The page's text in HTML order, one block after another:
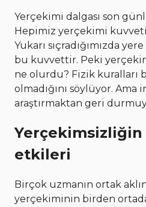
Yerçekimi dalgası son
Hepimiz yerçekimi
Yukarı sıçradığımızda
bu kuvvettir. Peki
ne olurdu? Fizik kuralları
olmadığını söylüyor. Ama
araştırmaktan geri
Yerçekimsizliğin
etkileri
Birçok uzmanın ortak
yerçekiminin birden